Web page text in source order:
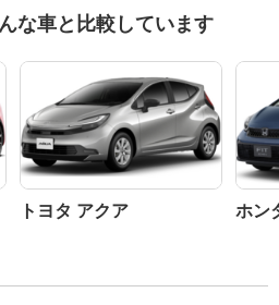
な車と比較しています
トヨタ アクア ホン